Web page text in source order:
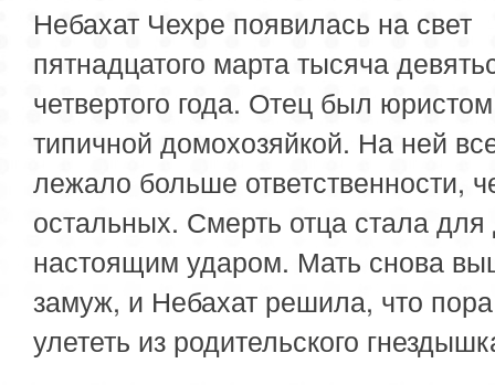
Небахат Чехре появилась на свет
пятнадцатого марта тысяча
четвертого года. Отец был
типичной домохозяйкой. На ней
лежало больше ответственности,
остальных. Смерть отца стала для
настоящим ударом. Мать снова
замуж, и Небахат решила, что
улететь из родительского